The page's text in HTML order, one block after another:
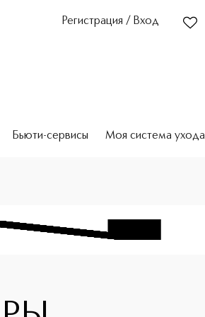
Регистрация / Вход
Бьюти-сервисы Моя система ухода